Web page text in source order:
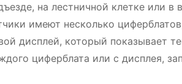
на лестничной клетке или в
имеют несколько
дисплей, который показывает
циферблата или с дисплея,